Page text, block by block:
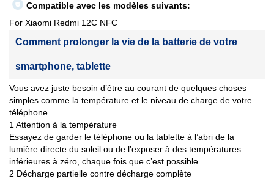
Compatible avec les modèles suivants:
For Xiaomi Redmi 12C NFC
Comment prolonger la vie de la batterie de votre
smartphone, tablette
Vous avez juste besoin d’être au courant de quelques choses
simples comme la température et le niveau de charge de votre
téléphone.
1 Attention à la température
Essayez de garder le téléphone ou la tablette à l’abri de la
lumière directe du soleil ou de l’exposer à des températures
inférieures à zéro, chaque fois que c’est possible.
2 Décharge partielle contre décharge complète